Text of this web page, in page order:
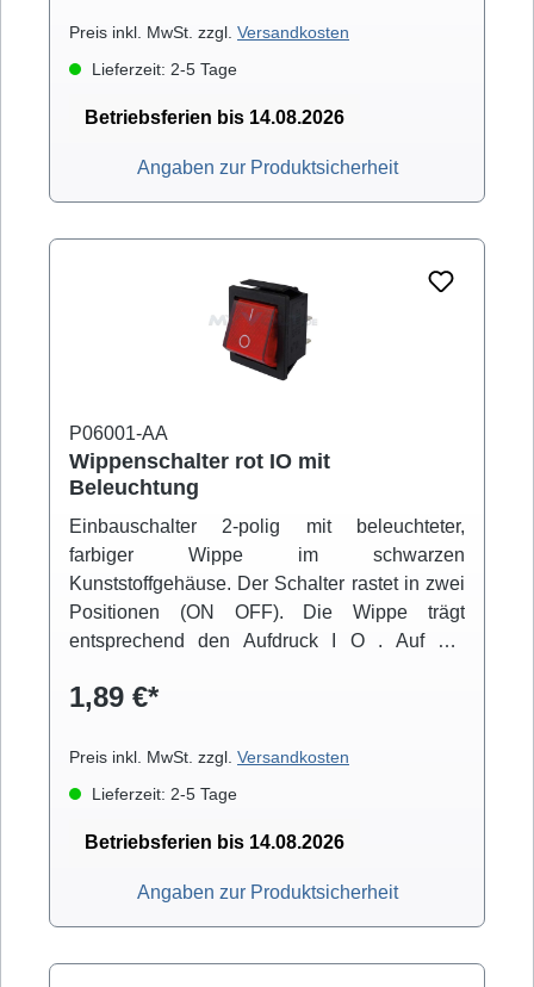
Preis inkl. MwSt. zzgl. Versandkosten
Lieferzeit: 2-5 Tage
Betriebsferien bis 14.08.2026
Angaben zur Produktsicherheit
P06001-AA
Wippenschalter rot IO mit
Beleuchtung
Einbauschalter 2-polig mit beleuchteter,
farbiger Wippe im schwarzen
Kunststoffgehäuse. Der Schalter rastet in zwei
Positionen (ON OFF). Die Wippe trägt
entsprechend den Aufdruck I O . Auf der
6,3mm Flachstecker. Der Einbau erfolgt über
1,89 €*
Preis inkl. MwSt. zzgl. Versandkosten
Lieferzeit: 2-5 Tage
Betriebsferien bis 14.08.2026
Angaben zur Produktsicherheit